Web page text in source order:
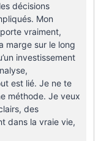
décisions
Mon
vraiment,
marge sur le long
investissement
est lié. Je ne te
méthode. Je veux
des
dans la vraie vie,